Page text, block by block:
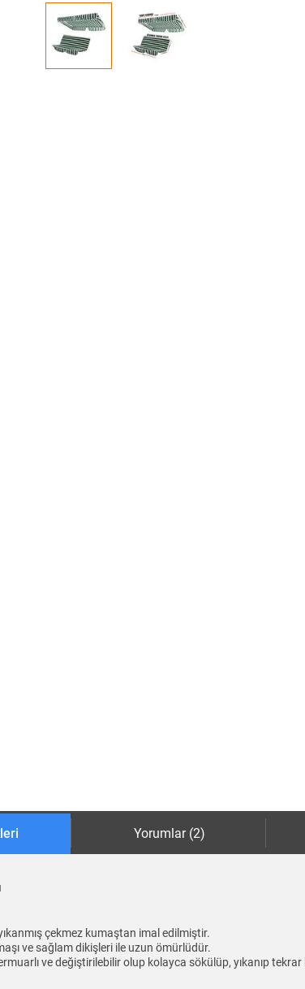
Yorumlar (2)
çekmez kumaştan imal edilmiştir.
ve sağlam dikişleri ile uzun ömürlüdür.
ve değiştirilebilir olup kolayca sökülüp, yıkanıp tekrar